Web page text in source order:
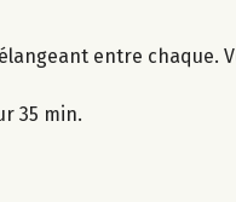
entre chaque.
35 min.